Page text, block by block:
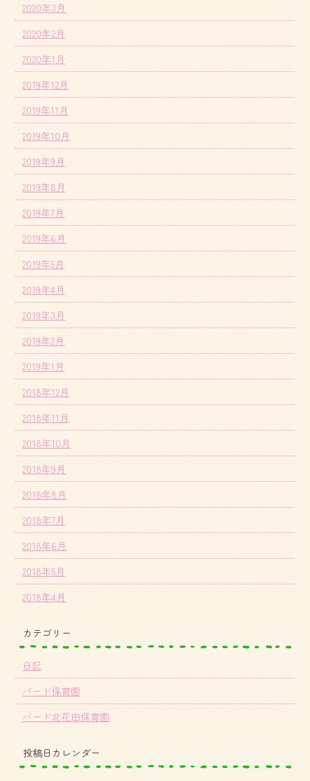
2020年3月
2020年2月
2020年1月
2019年12月
2019年11月
2019年10月
2019年9月
2019年8月
2019年7月
2019年6月
2019年5月
2019年4月
2019年3月
2019年2月
2019年1月
2018年12月
2018年11月
2018年10月
2018年9月
2018年8月
2018年7月
2018年6月
2018年5月
2018年4月
カテゴリー
日記
バード保育園
バード北花田保育園
投稿日カレンダー